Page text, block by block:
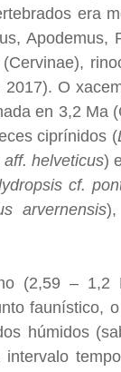
era
Apodemus,
O
en 3,2 Ma
ciprínidos (
helveticus)
cf.
arvernensis),
(2,59 – 1,2
faunístico,
húmidos